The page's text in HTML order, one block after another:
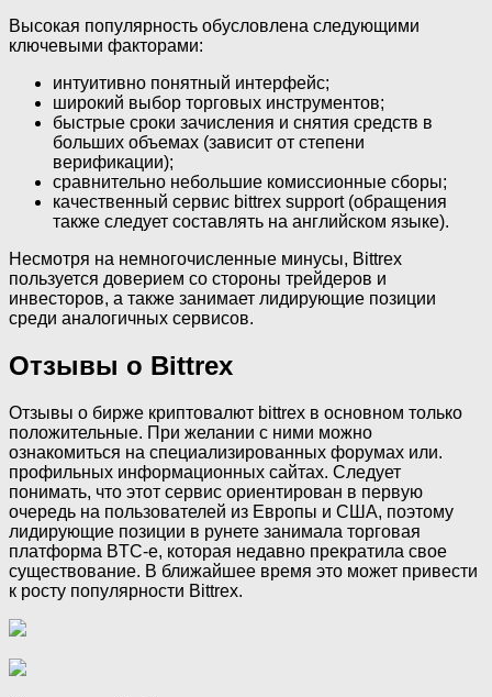
Высокая популярность обусловлена следующими
ключевыми факторами:
интуитивно понятный интерфейс;
широкий выбор торговых инструментов;
быстрые сроки зачисления и снятия средств в
больших объемах (зависит от степени
верификации);
сравнительно небольшие комиссионные сборы;
качественный сервис bittrex support (обращения
также следует составлять на английском языке).
Несмотря на немногочисленные минусы, Bittrex
пользуется доверием со стороны трейдеров и
инвесторов, а также занимает лидирующие позиции
среди аналогичных сервисов.
Отзывы о Bittrex
Отзывы о бирже криптовалют bittrex в основном только
положительные. При желании с ними можно
ознакомиться на специализированных форумах или.
профильных информационных сайтах. Следует
понимать, что этот сервис ориентирован в первую
очередь на пользователей из Европы и США, поэтому
лидирующие позиции в рунете занимала торговая
платформа BTC-e, которая недавно прекратила свое
существование. В ближайшее время это может привести
к росту популярности Bittrex.